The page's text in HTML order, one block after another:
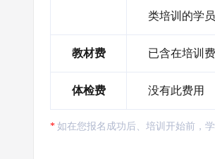
类培训的学
教材费 已含在培训
体检费 没有此费用
如在您报名成功后、培训开始前，